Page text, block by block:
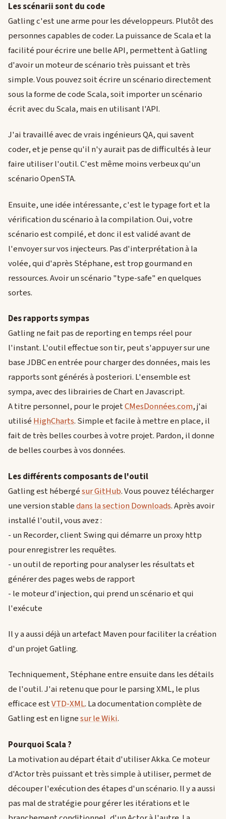
Les scénarii sont du code
Gatling c'est une arme pour les développeurs. Plutôt des
personnes capables de coder. La puissance de Scala et la
facilité pour écrire une belle API, permettent à Gatling
d'avoir un moteur de scénario très puissant et très
simple. Vous pouvez soit écrire un scénario directement
sous la forme de code Scala, soit importer un scénario
écrit avec du Scala, mais en utilisant l'API.
J'ai travaillé avec de vrais ingénieurs QA, qui savent
coder, et je pense qu'il n'y aurait pas de difficultés à leur
faire utiliser l'outil. C'est même moins verbeux qu'un
scénario OpenSTA.
Ensuite, une idée intéressante, c'est le typage fort et la
vérification du scénario à la compilation. Oui, votre
scénario est compilé, et donc il est validé avant de
l'envoyer sur vos injecteurs. Pas d'interprétation à la
volée, qui d'après Stéphane, est trop gourmand en
ressources. Avoir un scénario "type-safe" en quelques
sortes.
Des rapports sympas
Gatling ne fait pas de reporting en temps réel pour
l'instant. L'outil effectue son tir, peut s'appuyer sur une
base JDBC en entrée pour charger des données, mais les
rapports sont générés à posteriori. L'ensemble est
sympa, avec des librairies de Chart en Javascript.
A titre personnel, pour le projetCMesDonnées.com, j'ai
utiliséHighCharts. Simple et facile à mettre en place, il
fait de très belles courbes à votre projet. Pardon, il donne
de belles courbes à vos données.
Les différents composants de l'outil
Gatling est hébergésur GitHub. Vous pouvez télécharger
une version stabledans la section Downloads. Après avoir
installé l'outil, vous avez :
- un Recorder, client Swing qui démarre un proxy http
pour enregistrer les requêtes.
- un outil de reporting pour analyser les résultats et
générer des pages webs de rapport
- le moteur d'injection, qui prend un scénario et qui
l'exécute
Il y a aussi déjà un artefact Maven pour faciliter la création
d'un projet Gatling.
Techniquement, Stéphane entre ensuite dans les détails
de l'outil. J'ai retenu que pour le parsing XML, le plus
efficace estVTD-XML. La documentation complète de
Gatling est en lignesur le Wiki.
Pourquoi Scala ?
La motivation au départ était d'utiliser Akka. Ce moteur
d'Actor très puissant et très simple à utiliser, permet de
découper l'exécution des étapes d'un scénario. Il y a aussi
pas mal de stratégie pour gérer les itérations et le